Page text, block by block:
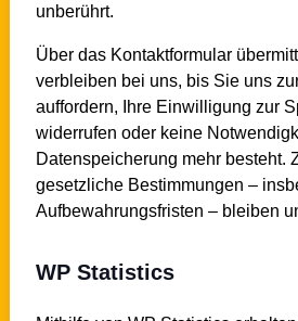
unberührt.
Über das Kontaktformular
verbleiben bei uns, bis Sie uns
auffordern, Ihre Einwilligung zur
widerrufen oder keine
Datenspeicherung mehr besteht.
gesetzliche Bestimmungen –
Aufbewahrungsfristen – bleiben
WP Statistics